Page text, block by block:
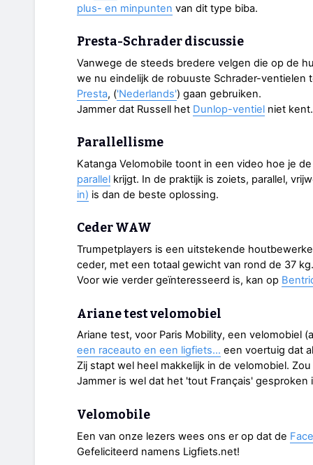
plus- en minpunten van dit type biba.
Presta-Schrader discussie
Vanwege de steeds bredere velgen die op de
we nu eindelijk de robuuste Schrader-ventielen
Presta, ('Nederlands') gaan gebruiken.
Jammer dat Russell het Dunlop-ventiel niet kent.
Parallellisme
Katanga Velomobile toont in een video hoe je
parallel krijgt. In de praktijk is zoiets, parallel,
in) is dan de beste oplossing.
Ceder WAW
Trumpetplayers is een uitstekende
ceder, met een totaal gewicht van rond de 37 kg.
Voor wie verder geïnteresseerd is, kan op
Ariane test velomobiel
Ariane test, voor Paris Mobility, een velomobiel
een raceauto en een ligfiets… een voertuig dat
Zij stapt wel heel makkelijk in de velomobiel.
Jammer is wel dat het 'tout Français'
Velomobile
Een van onze lezers wees ons er op dat de
Gefeliciteerd namens Ligfiets.net!